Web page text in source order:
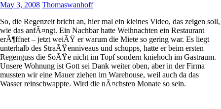
May 3, 2008 Thomaswanhoff
So, die Regenzeit bricht an, hier mal ein kleines Video, das zeigen soll,
wie das anfÃ¤ngt. Ein Nachbar hatte Weihnachten ein Restaurant
erÃ¶ffnet – jetzt weiÃŸ er warum die Miete so gering war. Es liegt
unterhalb des StraÃŸenniveaus und schupps, hatte er beim ersten
Regenguss die SoÃŸe nicht im Topf sondern kniehoch im Gastraum.
Unsere Wohnung ist Gott sei Dank weiter oben, aber in der Firma
mussten wir eine Mauer ziehen im Warehouse, weil auch da das
Wasser reinschwappte. Wird die nÃ¤chsten Monate so sein.